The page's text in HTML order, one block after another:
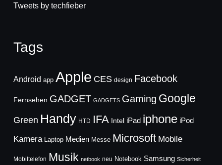
Tweets by techfieber
Tags
Android app Apple CES design Facebook
Fernsehen GADGET GADGETS Gaming Google
Green Handy HTD IFA Intel iPad iphone iPod
Kamera Laptop Medien Messe Microsoft Mobile
Mobiltelefon Musik netbook neu Notebook Samsung Sicherheit